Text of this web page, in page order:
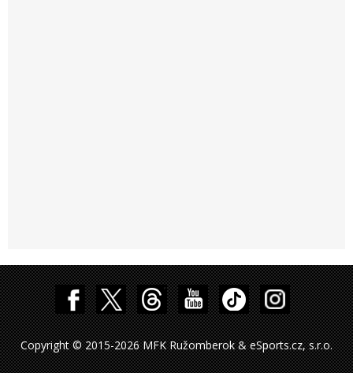
Copyright © 2015-2026 MFK Ružomberok & eSports.cz, s.r.o.